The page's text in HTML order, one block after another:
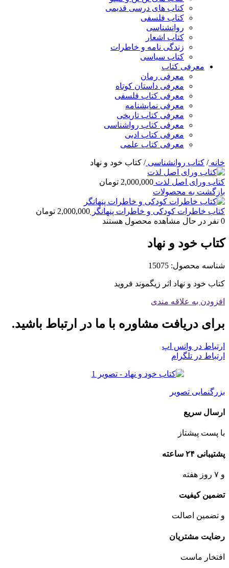
کتاب های درسی قدیمی
کتاب فلسفی
روانشناسی
کتاب اشعار
زندگی نامه و خاطرات
کتاب سیاسی
معرفی کتاب
معرفی رمان
معرفی داستان کوتاه
معرفی کتاب فلسفی
معرفی نمایشنامه
معرفی کتاب تاریخی
معرفی کتاب رواشناسی
معرفی کتاب ادبی
معرفی کتاب علمی
خانه/ کتاب روانشناسی/ کتاب خود و نهاد
کتاب ورای اصل لذت 2,000,000 تومان
بازگشت به محصولات
کتاب خاطرات کودکی و خاطرات پنهانگر 2,000,000 تومان
0 نفر در حال مشاهده محصول هستند
کتاب خود و نهاد
شناسه محصول: 15075
کتاب خود و نهاد اثر زیگموند فروید
افزودن به علاقه مندی
برای دریافت مشاوره با ما در ارتباط باشید.
ارتباط در واتس اپ
ارتباط در تلگرام
بزرگنمایی تصویر
ارسال سریع
با پست پیشتاز
پشتیبانی ۲۴ ساعته
و ۷ روز هفته
تضمین کیفیت
و تضمین اصالت
رضایت مشتریان
افتخار ماست